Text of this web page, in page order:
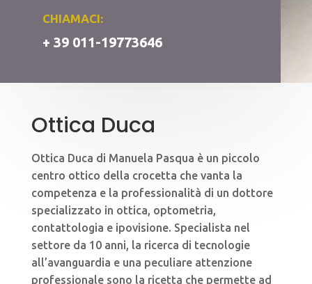
CHIAMACI:
+ 39 011-19773646
Ottica Duca
Ottica Duca di Manuela Pasqua è un piccolo
centro ottico della crocetta che vanta la
competenza e la professionalità di un dottore
specializzato in ottica, optometria,
contattologia e ipovisione. Specialista nel
settore da 10 anni, la ricerca di tecnologie
all’avanguardia e una peculiare attenzione
professionale sono la ricetta che permette ad